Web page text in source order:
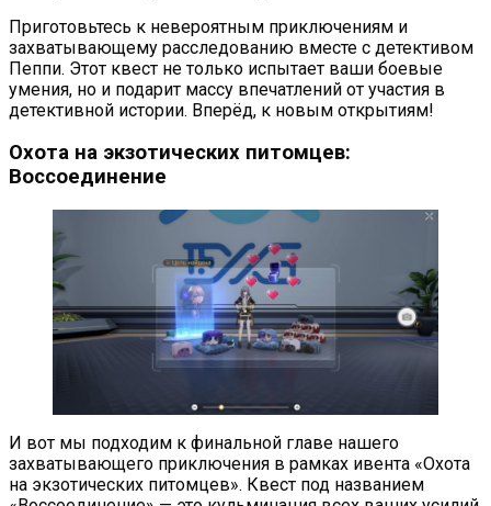
Приготовьтесь к невероятным приключениям и
захватывающему расследованию вместе с детективом
Пеппи. Этот квест не только испытает ваши боевые
умения, но и подарит массу впечатлений от участия в
детективной истории. Вперёд, к новым открытиям!
Охота на экзотических питомцев:
Воссоединение
И вот мы подходим к финальной главе нашего
захватывающего приключения в рамках ивента «Охота
на экзотических питомцев». Квест под названием